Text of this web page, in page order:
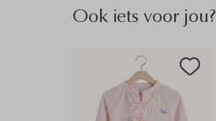
Ook iets voor jou?